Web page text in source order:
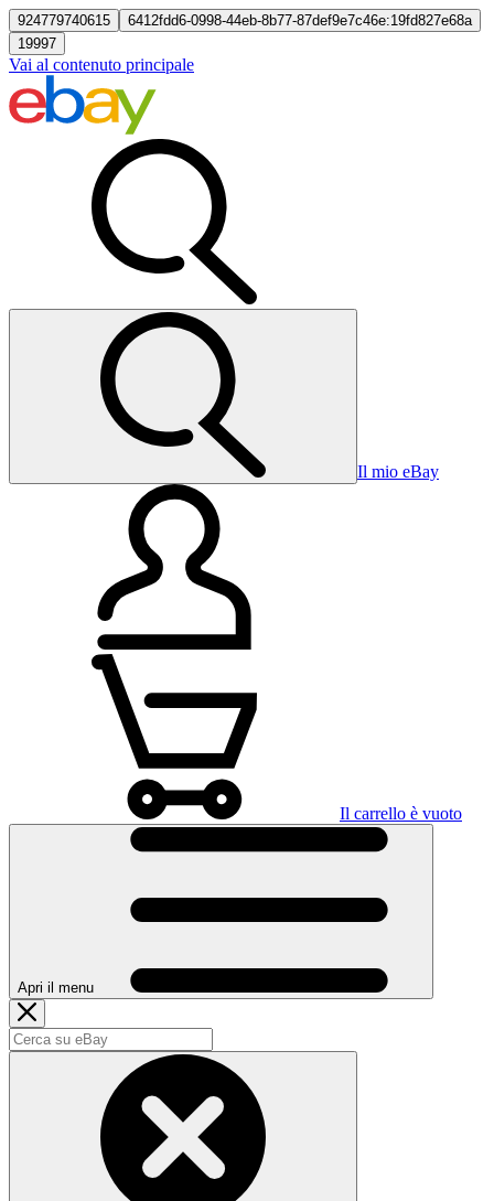
924779740615
6412fdd6-0998-44eb-8b77-87def9e7c46e:19fd827e68a
19997
Vai al contenuto principale
Il mio eBay
Il carrello è vuoto
Apri il menu